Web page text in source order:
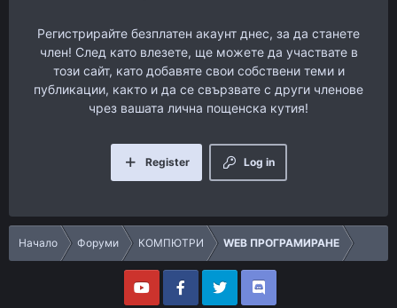
Регистрирайте безплатен акаунт днес, за да станете
член! След като влезете, ще можете да участвате в
този сайт, като добавяте свои собствени теми и
публикации, както и да се свързвате с други членове
чрез вашата лична пощенска кутия!
Log in
Register
Начало Форуми КОМПЮТРИ WEB ПРОГРАМИРАНЕ